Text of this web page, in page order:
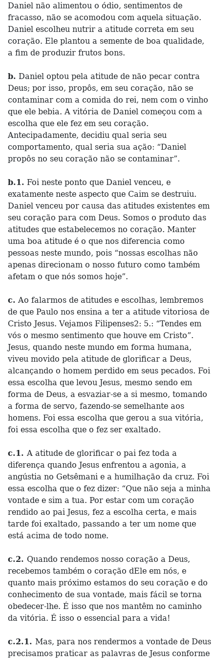
Daniel não alimentou o ódio, sentimentos de
fracasso, não se acomodou com aquela situação.
Daniel escolheu nutrir a atitude correta em seu
coração. Ele plantou a semente de boa qualidade,
a fim de produzir frutos bons.
b. Daniel optou pela atitude de não pecar contra
Deus; por isso, propôs, em seu coração, não se
contaminar com a comida do rei, nem com o vinho
que ele bebia. A vitória de Daniel começou com a
escolha que ele fez em seu coração.
Antecipadamente, decidiu qual seria seu
comportamento, qual seria sua ação: “Daniel
propôs no seu coração não se contaminar”.
b.1. Foi neste ponto que Daniel venceu, e
exatamente neste aspecto que Caim se destruiu.
Daniel venceu por causa das atitudes existentes em
seu coração para com Deus. Somos o produto das
atitudes que estabelecemos no coração. Manter
uma boa atitude é o que nos diferencia como
pessoas neste mundo, pois “nossas escolhas não
apenas direcionam o nosso futuro como também
afetam o que nós somos hoje”.
c. Ao falarmos de atitudes e escolhas, lembremos
de que Paulo nos ensina a ter a atitude vitoriosa de
Cristo Jesus. Vejamos Filipenses2: 5.: “Tendes em
vós o mesmo sentimento que houve em Cristo”.
Jesus, quando neste mundo em forma humana,
viveu movido pela atitude de glorificar a Deus,
alcançando o homem perdido em seus pecados. Foi
essa escolha que levou Jesus, mesmo sendo em
forma de Deus, a esvaziar-se a si mesmo, tomando
a forma de servo, fazendo-se semelhante aos
homens. Foi essa escolha que gerou a sua vitória,
foi essa escolha que o fez ser exaltado.
c.1. A atitude de glorificar o pai fez toda a
diferença quando Jesus enfrentou a agonia, a
angústia no Getsêmani e a humilhação da cruz. Foi
essa escolha que o fez dizer: “Que não seja a minha
vontade e sim a tua. Por estar com um coração
rendido ao pai Jesus, fez a escolha certa, e mais
tarde foi exaltado, passando a ter um nome que
está acima de todo nome.
c.2. Quando rendemos nosso coração a Deus,
recebemos também o coração dEle em nós, e
quanto mais próximo estamos do seu coração e do
conhecimento de sua vontade, mais fácil se torna
obedecer-lhe. É isso que nos mantêm no caminho
da vitória. É isso o essencial para a vida!
c.2.1. Mas, para nos rendermos a vontade de Deus
precisamos praticar as palavras de Jesus conforme